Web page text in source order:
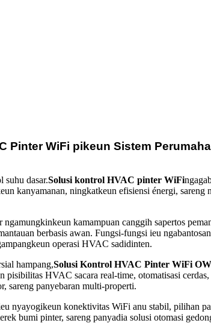
Pinter WiFi pikeun Sistem
dasar.Solusi kontrol HVAC pinter WiFi
kanyamanan, ningkatkeun efisiensi énergi, sareng
kamampuan canggih sapertos
berbasis awan. Fungsi-fungsi ieu
operasi HVAC sadidinten.
hampang,Solusi Kontrol HVAC Pinter WiFi
pisibilitas HVAC sacara real-time, otomatisasi
sareng panyebaran multi-properti.
nyayogikeun konektivitas WiFi anu stabil, pilihan
bumi pinter, sareng panyadia solusi otomasi